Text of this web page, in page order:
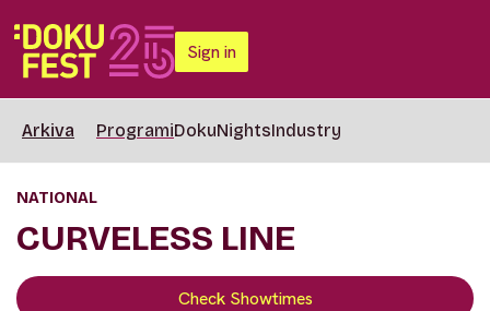
Sign in
Arkiva ProgramiDokuNightsIndustry
NATIONAL
CURVELESS LINE
Check Showtimes